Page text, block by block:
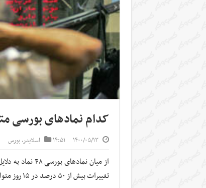
کدام نمادهای بورسی
۱۴۰۰/۰۵/۱۳ ۱۴:۵۱ اسلایدر,بورس
از میان
تغییرات بیش از ۵۰ درصد در ۱۵ روز متوالی و… تا ۱۲ مردادماه متوقف شدند.